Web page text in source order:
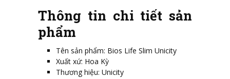
Thông tin chi tiết sản
phẩm
Tên sản phẩm: Bios Life Slim Unicity
Xuất xứ: Hoa Kỳ
Thương hiệu: Unicity